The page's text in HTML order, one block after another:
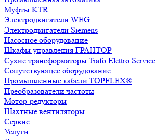
Муфты KTR
Электродвигатели WEG
Электродвигатели Siemens
Насосное оборудование
Шкафы управления ГРАНТОР
Сухие трансформаторы Trafo Elettro Service
Сопутствующее оборудование
Промышленные кабели TOPFLEX®
Преобразователи частоты
Мотор-редукторы
Шахтные вентиляторы
Сервис
Услуги